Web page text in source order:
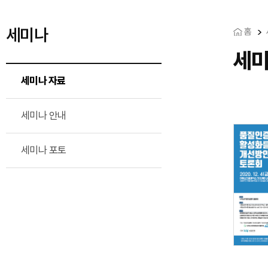
세미나
세미나 자료
세미나 안내
세미나 포토
홈
세